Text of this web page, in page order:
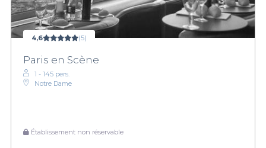
4,6 (5)
Paris en Scène
1 - 145 pers.
Notre Dame
Établissement non réservable